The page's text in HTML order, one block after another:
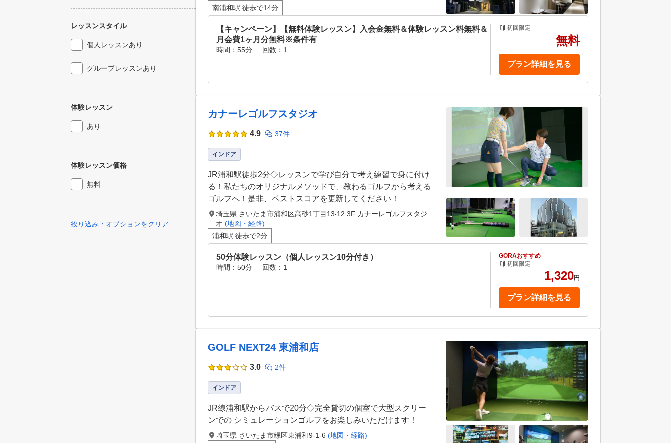
レッスンスタイル
個人レッスンあり
グループレッスンあり
体験レッスン
あり
体験レッスン価格
無料
絞り込み・オプションをクリア
南浦和駅 徒歩で14分
【キャンペーン】【無料体験レッスン】入会金無料＆体験レッスン料無料＆
月会費1ヶ月分無料※条件有
時間：55分 回数：1
初回限定
無料
プラン詳細を見る
カナーレゴルフスタジオ
4.9 37件
インドア
JR浦和駅徒歩2分◇レッスンで学び自分で考え練習で身に付け
る！私たちのオリジナルメソッドで、教わるゴルフから考える
ゴルフへ！是非、ベストスコアを更新してください！
埼玉県 さいたま市浦和区高砂1丁目13-12 3F カナーレゴルフスタジ
オ (地図・経路)
浦和駅 徒歩で2分
50分体験レッスン（個人レッスン10分付き）
時間：50分 回数：1
GORAおすすめ
初回限定
1,320円
プラン詳細を見る
GOLF NEXT24 東浦和店
3.0 2件
インドア
JR線浦和駅からバスで20分◇完全貸切の個室で大型スクリー
ンでの シミュレーションゴルフをお楽しみいただけます！
埼玉県 さいたま市緑区東浦和9-1-6 (地図・経路)